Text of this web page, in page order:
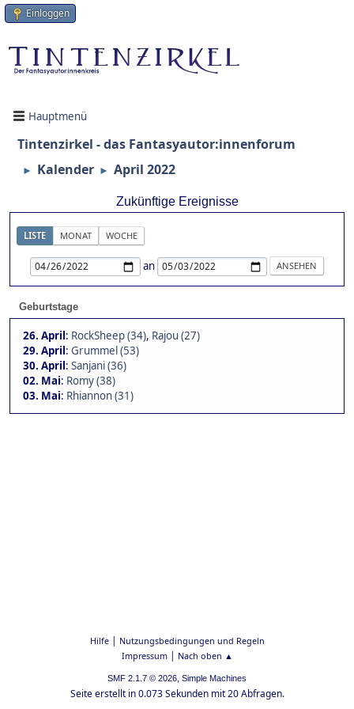
Einloggen
Hauptmenü
Tintenzirkel - das Fantasyautor:innenforum
► Kalender ► April 2022
Zukünftige Ereignisse
LISTE MONAT WOCHE
an
Geburtstage
26. April: RockSheep (34), Rajou (27)
29. April: Grummel (53)
30. April: Sanjani (36)
02. Mai: Romy (38)
03. Mai: Rhiannon (31)
Hilfe| Nutzungsbedingungen und Regeln
Impressum| Nach oben ▲
SMF 2.1.7 © 2026, Simple Machines
Seite erstellt in 0.073 Sekunden mit 20 Abfragen.